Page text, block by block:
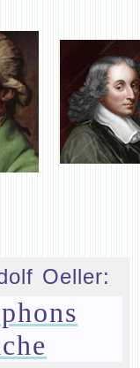
Oeller: